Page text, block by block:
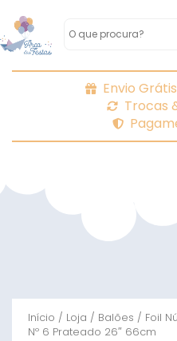
Envio
Trocas
Início / Loja / Balões / Foil
Nº 6 Prateado 26″ 66cm